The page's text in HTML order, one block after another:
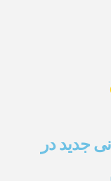
جدید در